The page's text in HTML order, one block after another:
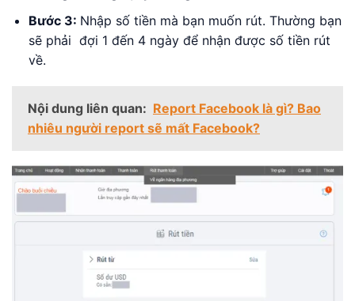
Bước 3: Nhập số tiền mà bạn muốn rút. Thường bạn
sẽ phải đợi 1 đến 4 ngày để nhận được số tiền rút
về.
Nội dung liên quan: Report Facebook là gì? Bao
nhiêu người report sẽ mất Facebook?